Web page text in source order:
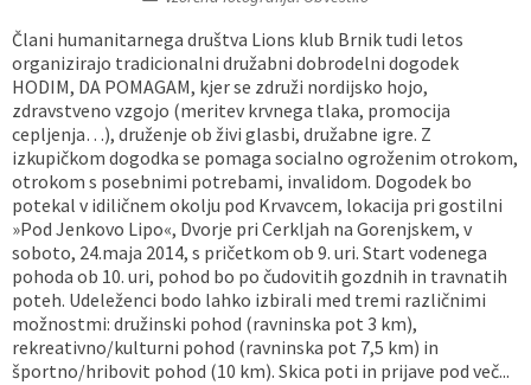
Člani humanitarnega društva Lions klub Brnik tudi letos
organizirajo tradicionalni družabni dobrodelni dogodek
HODIM, DA POMAGAM, kjer se združi nordijsko hojo,
zdravstveno vzgojo (meritev krvnega tlaka, promocija
cepljenja…), druženje ob živi glasbi, družabne igre. Z
izkupičkom dogodka se pomaga socialno ogroženim otrokom,
otrokom s posebnimi potrebami, invalidom. Dogodek bo
potekal v idiličnem okolju pod Krvavcem, lokacija pri gostilni
»Pod Jenkovo Lipo«, Dvorje pri Cerkljah na Gorenjskem, v
soboto, 24.maja 2014, s pričetkom ob 9. uri. Start vodenega
pohoda ob 10. uri, pohod bo po čudovitih gozdnih in travnatih
poteh. Udeleženci bodo lahko izbirali med tremi različnimi
možnostmi: družinski pohod (ravninska pot 3 km),
rekreativno/kulturni pohod (ravninska pot 7,5 km) in
športno/hribovit pohod (10 km). Skica poti in prijave pod več...
Vaške skupnosti
Častno razsodišče
Medobčinski inšpektorat
Gasilstvo, zaščita in reševanje
Načrt ravnanja s stvarnim premoženjem
Galerija slik
MojaObčina.si
Dokumenti v javni obravnavi